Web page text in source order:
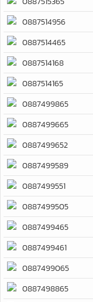
0887514956
0887514465
0887514168
0887514165
0887499865
0887499665
0887499652
0887499589
0887499551
0887499505
0887499465
0887499461
0887499065
0887498865